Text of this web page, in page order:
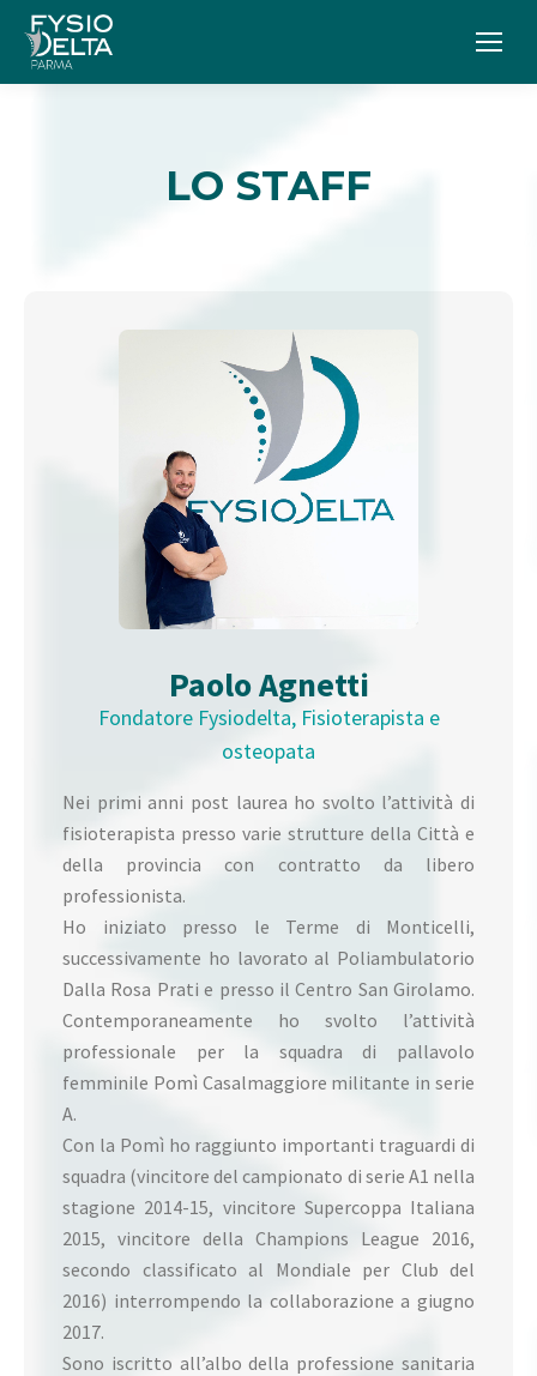
LO STAFF
Paolo Agnetti
Fondatore Fysiodelta, Fisioterapista e
osteopata
Nei primi anni post laurea ho svolto l’attività di
fisioterapista presso varie strutture della Città e
della provincia con contratto da libero
professionista.
Ho iniziato presso le Terme di Monticelli,
successivamente ho lavorato al Poliambulatorio
Dalla Rosa Prati e presso il Centro San Girolamo.
Contemporaneamente ho svolto l’attività
professionale per la squadra di pallavolo
femminile Pomì Casalmaggiore militante in serie
A.
Con la Pomì ho raggiunto importanti traguardi di
squadra (vincitore del campionato di serie A1 nella
stagione 2014-15, vincitore Supercoppa Italiana
2015, vincitore della Champions League 2016,
secondo classificato al Mondiale per Club del
2016) interrompendo la collaborazione a giugno
2017.
Sono iscritto all’albo della professione sanitaria